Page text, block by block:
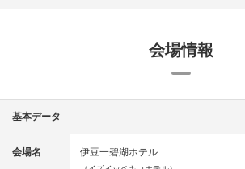
会場情報
基本データ
会場名 伊豆一碧湖ホテル